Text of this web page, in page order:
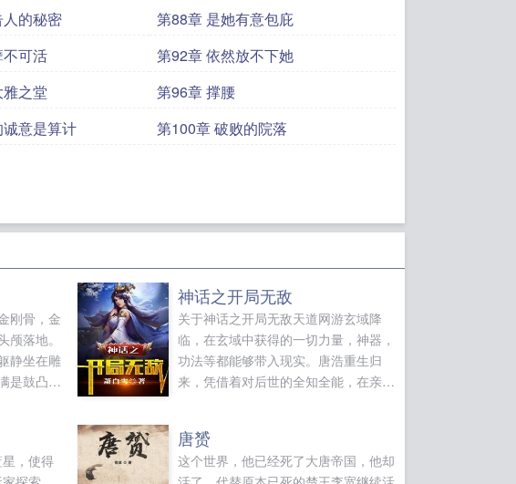
的秘密
第88章 是她有意包庇
可活
第92章 依然放不下她
之堂
第96章 撑腰
意是算计 第100章 破败的院落
刚骨，金
落地。
静坐在雕
是鼓凸强
神话之开局无敌
关于神话之开局无敌天道网游玄域降
临，在玄域中获得的一切力量，神器，
功法等都能够带入现实。唐浩重生归
来，凭借着对后世的全知全能，在亲眼
切顶级功法！在别人杀猪宰羊，打怪升
级之时，他已然踏上人生巅峰，铸造自
星，使得
唐赟
这个世界，他已经死了大唐帝国，他却